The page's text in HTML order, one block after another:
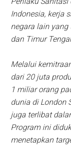
Indonesia, kerja
negara lain yang
dan Timur
Melalui
dari 20 juta
1 miliar orang
dunia di London
juga terlibat
Program ini
menetapkan